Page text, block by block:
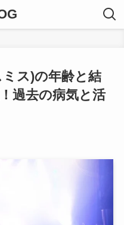
ス)の年齢と結
過去の病気と活